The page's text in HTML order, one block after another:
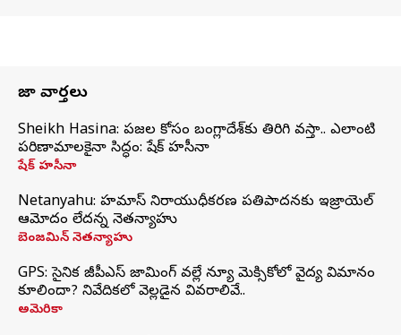
తాజా వార్తలు
Sheikh Hasina: ప్రజల కోసం బంగ్లాదేశ్‌కు తిరిగి వస్తా.. ఎలాంటి
పరిణామాలకైనా సిద్ధం: షేక్ హసీనా
షేక్ హసీనా
Netanyahu: హమాస్ నిరాయుధీకరణ ప్రతిపాదనకు ఇజ్రాయెల్
ఆమోదం లేదన్న నెతన్యాహు
బెంజమిన్ నెతన్యాహు
GPS: సైనిక జీపీఎస్ జామింగ్ వల్లే న్యూ మెక్సికోలో వైద్య విమానం
కూలిందా? నివేదికలో వెల్లడైన వివరాలివే..
అమెరికా